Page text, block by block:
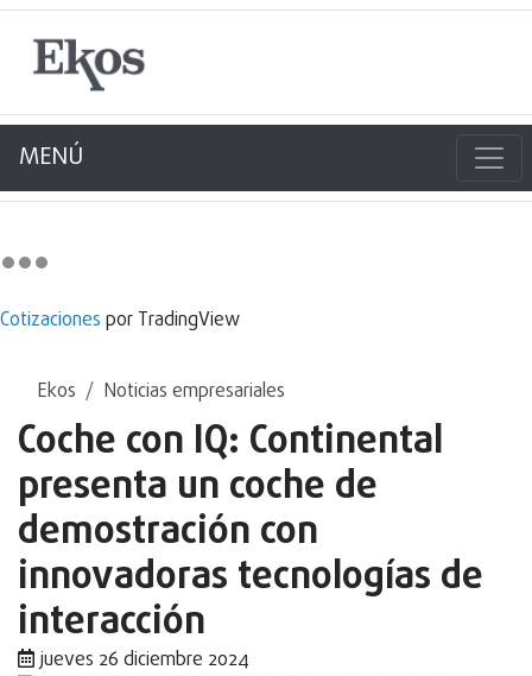
MENÚ
Cotizaciones por TradingView
Ekos Noticias empresariales
Coche con IQ: Continental
presenta un coche de
demostración con
innovadoras tecnologías de
interacción
jueves 26 diciembre 2024